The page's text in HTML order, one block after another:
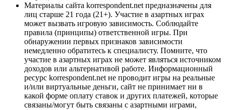
Материалы сайта korrespondent.net предназначены для
лиц старше 21 года (21+). Участие в азартных играх
может вызвать игровую зависимость. Соблюдайте
правила (принципы) ответственной игры. При
обнаружении первых признаков зависимости
немедленно обратитесь к специалисту. Помните, что
участие в азартных играх не может являться источником
доходов или альтернативой работе. Информационный
ресурс korrespondent.net не проводит игры на реальные
и/или виртуальные деньги, сайт не принимает ни в
какой форме оплату ставок и других платежей, которые
связаны/могут быть связаны с азартными играми,